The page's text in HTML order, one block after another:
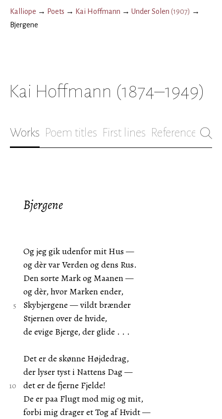
Kalliope → Poets → Kai Hoffmann → Under Solen (1907) →
Bjergene
Kai Hoffmann (1874–1949)
Works Poem titles First lines References
Bjergene
Og jeg gik udenfor mit Hus —
og dèr var Verden og dens Rus.
Den sorte Mark og Maanen —
og dèr, hvor Marken ender,
Skybjergene — vildt brænder
Stjernen over de hvide,
de evige Bjerge, der glide . . .
Det er de skønne Højdedrag,
der lyser tyst i Nattens Dag —
det er de fjerne Fjelde!
De er paa Flugt mod mig og mit,
forbi mig drager et Tog af Hvidt —